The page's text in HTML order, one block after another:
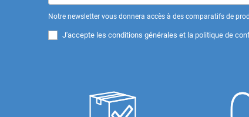
Notre newsletter vous donnera accès à des comparatifs de
J'accepte les conditions générales et la politique de